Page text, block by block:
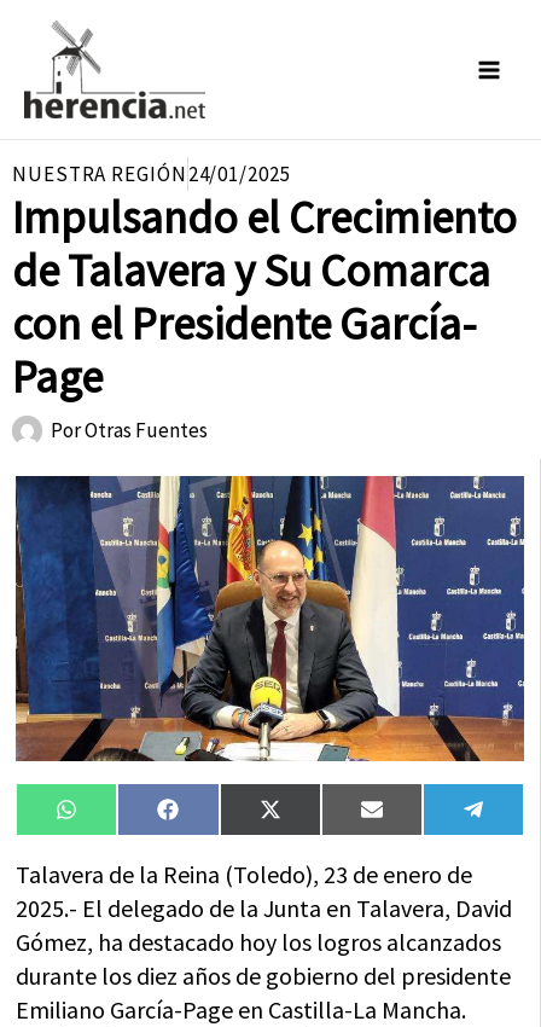
contenido
NUESTRA REGIÓN24/01/2025
Impulsando el Crecimiento
de Talavera y Su Comarca
con el Presidente García-
Page
PorOtras Fuentes
Compartir
en
WhatsAppCompartir
en
FacebookCompartir
en
X
(Twitter)
Compartir
en
Email
en
Talavera de la Reina (Toledo), 23 de enero de
2025.- El delegado de la Junta en Talavera, David
Gómez, ha destacado hoy los logros alcanzados
durante los diez años de gobierno del presidente
Emiliano García-Page en Castilla-La Mancha.